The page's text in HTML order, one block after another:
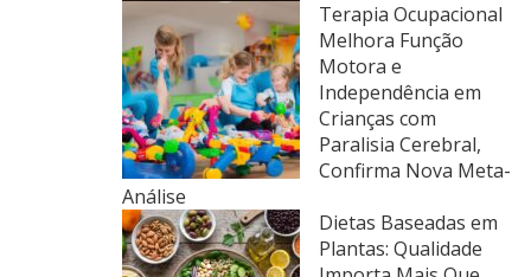
Terapia Ocupacional
Melhora Função
Motora e
Independência em
Crianças com
Paralisia Cerebral,
Confirma Nova Meta-
Análise
Dietas Baseadas em
Plantas: Qualidade